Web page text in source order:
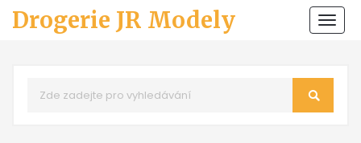
Drogerie JR Modely